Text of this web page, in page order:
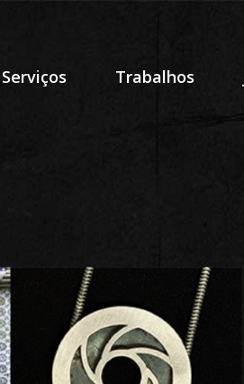
Serviços Trabalhos